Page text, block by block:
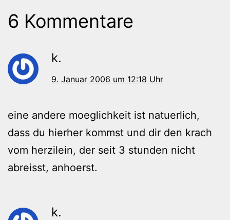
6 Kommentare
k.
9. Januar 2006 um 12:18 Uhr
eine andere moeglichkeit ist natuerlich,
dass du hierher kommst und dir den krach
vom herzilein, der seit 3 stunden nicht
abreisst, anhoerst.
k.